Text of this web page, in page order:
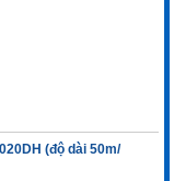
(độ dài 50m/